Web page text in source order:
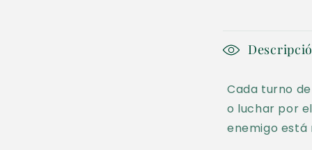
C
n
t
Cada turno
o luchar por
enemigo está